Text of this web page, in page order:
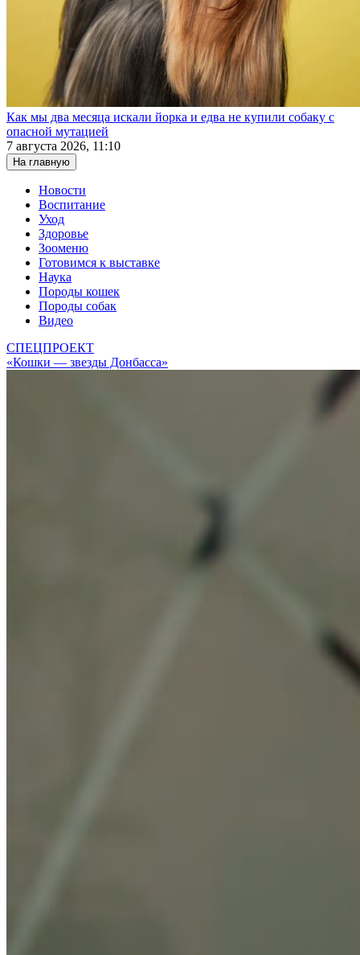
Как мы два месяца искали йорка и едва не купили собаку с
опасной мутацией
7 августа 2026, 11:10
На главную
Новости
Воспитание
Уход
Здоровье
Зооменю
Готовимся к выставке
Наука
Породы кошек
Породы собак
Видео
СПЕЦПРОЕКТ
«Кошки — звезды Донбасса»